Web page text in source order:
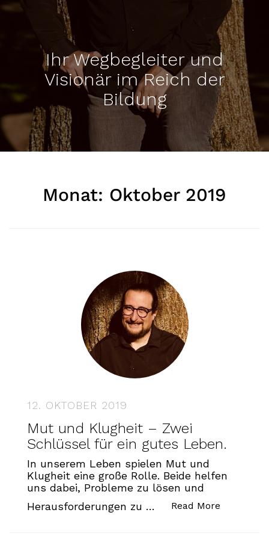
Ihr Wegbegleiter und
Visionär im Reich der
Bildung
Monat: Oktober 2019
12. OKTOBER 2019
Mut und Klugheit – Zwei
Schlüssel für ein gutes Leben.
In unserem Leben spielen Mut und
Klugheit eine große Rolle. Beide helfen
uns dabei, Probleme zu lösen und
Herausforderungen zu …
Read More